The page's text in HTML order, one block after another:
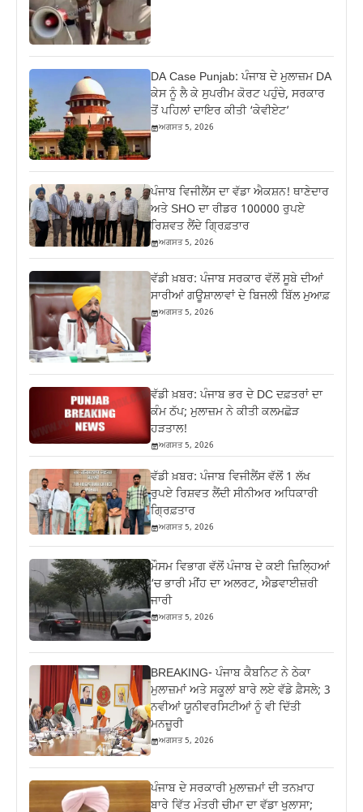
DA Case Punjab: ਪੰਜਾਬ ਦੇ ਮੁਲਾਜ਼ਮ DA
ਕੇਸ ਨੂੰ ਲੈ ਕੇ ਸੁਪਰੀਮ ਕੋਰਟ ਪਹੁੰਚੇ, ਸਰਕਾਰ
ਤੋਂ ਪਹਿਲਾਂ ਦਾਇਰ ਕੀਤੀ ‘ਕੇਵੀਏਟ’
ਅਗਸਤ 5, 2026
ਪੰਜਾਬ ਵਿਜੀਲੈਂਸ ਦਾ ਵੱਡਾ ਐਕਸ਼ਨ! ਥਾਣੇਦਾਰ
ਅਤੇ SHO ਦਾ ਰੀਡਰ 100000 ਰੁਪਏ
ਰਿਸ਼ਵਤ ਲੈਂਦੇ ਗ੍ਰਿਫ਼ਤਾਰ
ਅਗਸਤ 5, 2026
ਵੱਡੀ ਖ਼ਬਰ: ਪੰਜਾਬ ਸਰਕਾਰ ਵੱਲੋਂ ਸੂਬੇ ਦੀਆਂ
ਸਾਰੀਆਂ ਗਊਸ਼ਾਲਾਵਾਂ ਦੇ ਬਿਜਲੀ ਬਿੱਲ ਮੁਆਫ਼
ਅਗਸਤ 5, 2026
ਵੱਡੀ ਖ਼ਬਰ: ਪੰਜਾਬ ਭਰ ਦੇ DC ਦਫ਼ਤਰਾਂ ਦਾ
ਕੰਮ ਠੱਪ; ਮੁਲਾਜ਼ਮ ਨੇ ਕੀਤੀ ਕਲਮਛੋੜ
ਹੜਤਾਲ!
ਅਗਸਤ 5, 2026
ਵੱਡੀ ਖ਼ਬਰ: ਪੰਜਾਬ ਵਿਜੀਲੈਂਸ ਵੱਲੋਂ 1 ਲੱਖ
ਰੁਪਏ ਰਿਸ਼ਵਤ ਲੈਂਦੀ ਸੀਨੀਅਰ ਅਧਿਕਾਰੀ
ਗ੍ਰਿਫ਼ਤਾਰ
ਅਗਸਤ 5, 2026
ਮੌਸਮ ਵਿਭਾਗ ਵੱਲੋਂ ਪੰਜਾਬ ਦੇ ਕਈ ਜ਼‍ਿਲ੍ਹਿਆਂ
‘ਚ ਭਾਰੀ ਮੀਂਹ ਦਾ ਅਲਰਟ, ਐਡਵਾਈਜ਼ਰੀ
ਜਾਰੀ
ਅਗਸਤ 5, 2026
BREAKING- ਪੰਜਾਬ ਕੈਬਨਿਟ ਨੇ ਠੇਕਾ
ਮੁਲਾਜ਼ਮਾਂ ਅਤੇ ਸਕੂਲਾਂ ਬਾਰੇ ਲਏ ਵੱਡੇ ਫ਼ੈਸਲੇ; 3
ਨਵੀਆਂ ਯੂਨੀਵਰਸਿਟੀਆਂ ਨੂੰ ਵੀ ਦਿੱਤੀ
ਮਨਜ਼ੂਰੀ
ਅਗਸਤ 5, 2026
ਪੰਜਾਬ ਦੇ ਸਰਕਾਰੀ ਮੁਲਾਜ਼ਮਾਂ ਦੀ ਤਨਖ਼ਾਹ
ਬਾਰੇ ਵਿੱਤ ਮੰਤਰੀ ਚੀਮਾ ਦਾ ਵੱਡਾ ਖੁਲਾਸਾ;